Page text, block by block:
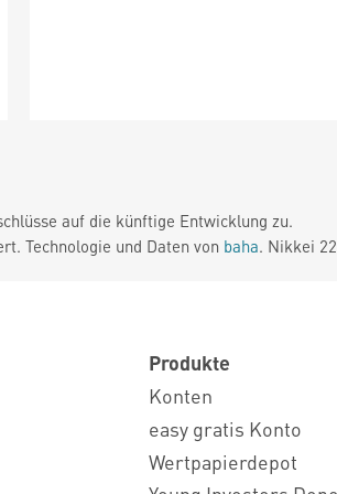
auf die künftige Entwicklung zu.
Technologie und Daten von baha. Nikkei
Produkte
Konten
easy gratis Konto
Wertpapierdepot